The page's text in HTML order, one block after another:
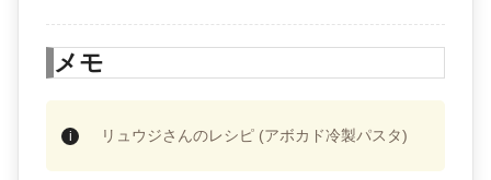
メモ
リュウジさんのレシピ (アボカド冷製パスタ)